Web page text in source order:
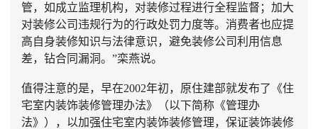
管，如成立监理机构，对装修过程进行全程监督；加大
对装修公司违规行为的行政处罚力度等。消费者也应提
高自身装修知识与法律意识，避免装修公司利用信息
差，钻合同漏洞。”栾燕说。
值得注意的是，早在2002年初，原住建部就发布了《住
宅室内装饰装修管理办法》（以下简称《管理办
法》），以加强住宅室内装饰装修管理，保证装饰装修